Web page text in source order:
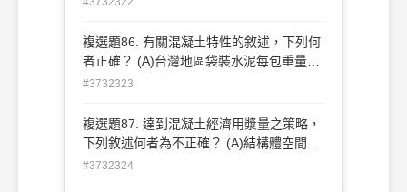
為 203mm (C)坍度試驗所使用之搗棒，其
直徑為 16cm(D)混凝土舖面初凝前可使用
複選題86. 有關混凝土特性的敘述，下列何
者正確？ (A)台灣地區袋裝水泥每包重量為
25 ㎏ (B)水泥因進行水化而逐漸失去塑
量可以得到密度高的混凝土 (D)土木工程應
用最廣的為卜特蘭水泥 。
#3732323
複選題87. 達到混凝土經濟用漿量之策略，
下列敘述何者為不正確？ (A)結構體空間許
可下，儘量採用最大粒徑粒料級配 (B)適當
#3732324